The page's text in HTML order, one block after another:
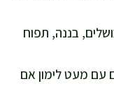
בננה, תפוח
עם מעט לימון אם